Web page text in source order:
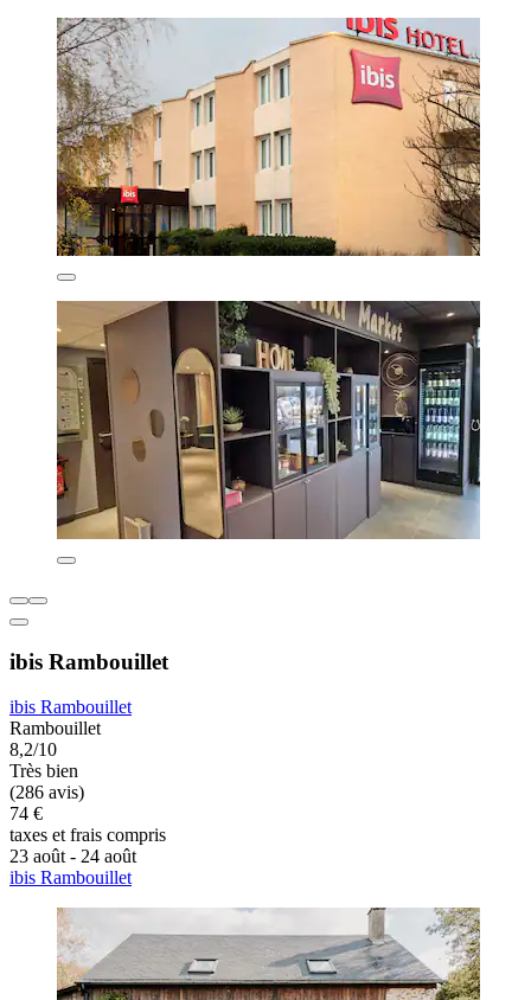
ibis Rambouillet
ibis Rambouillet
Rambouillet
8,2/10
Très bien
(286 avis)
74 €
taxes et frais compris
23 août - 24 août
ibis Rambouillet